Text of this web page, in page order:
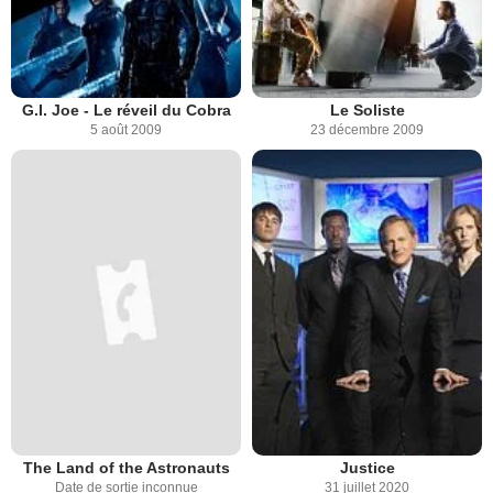
G.I. Joe - Le réveil du Cobra
5 août 2009
Le Soliste
23 décembre 2009
The Land of the Astronauts
Date de sortie inconnue
Justice
31 juillet 2020